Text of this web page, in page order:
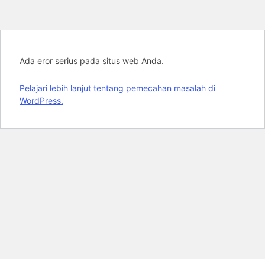
Ada eror serius pada situs web Anda.
Pelajari lebih lanjut tentang pemecahan masalah di
WordPress.